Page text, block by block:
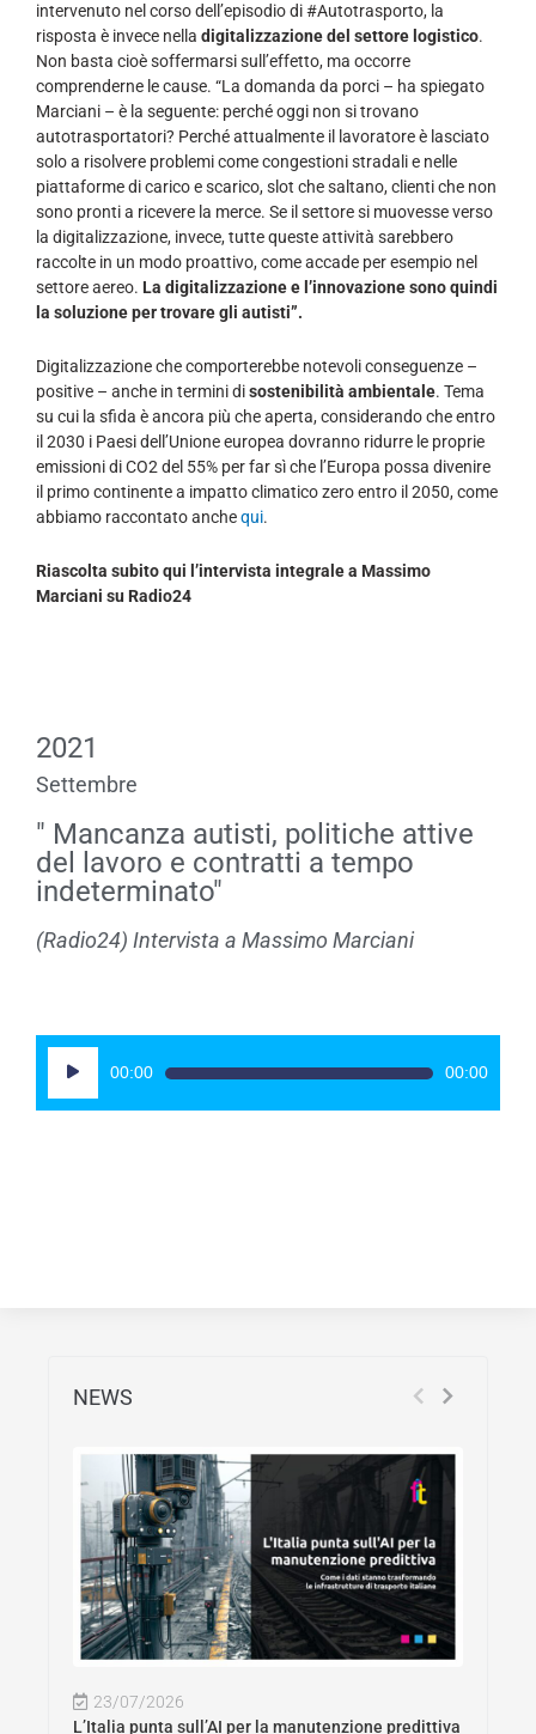
intervenuto nel corso dell’episodio di #Autotrasporto, la
risposta è invece nella digitalizzazione del settore logistico.
Non basta cioè soffermarsi sull’effetto, ma occorre
comprenderne le cause. “La domanda da porci – ha spiegato
Marciani – è la seguente: perché oggi non si trovano
autotrasportatori? Perché attualmente il lavoratore è lasciato
solo a risolvere problemi come congestioni stradali e nelle
piattaforme di carico e scarico, slot che saltano, clienti che non
sono pronti a ricevere la merce. Se il settore si muovesse verso
la digitalizzazione, invece, tutte queste attività sarebbero
raccolte in un modo proattivo, come accade per esempio nel
settore aereo. La digitalizzazione e l’innovazione sono quindi
la soluzione per trovare gli autisti”.
Digitalizzazione che comporterebbe notevoli conseguenze –
positive – anche in termini disostenibilità ambientale. Tema
su cui la sfida è ancora più che aperta, considerando che entro
il 2030 i Paesi dell’Unione europea dovranno ridurre le proprie
emissioni di CO2 del 55% per far sì che l’Europa possa divenire
il primo continente a impatto climatico zero entro il 2050, come
abbiamo raccontato anchequi.
Riascolta subito qui l’intervista integrale a Massimo
Marciani su Radio24
2021
Settembre
" Mancanza autisti, politiche attive
del lavoro e contratti a tempo
indeterminato"
(Radio24) Intervista a Massimo Marciani
Player
00:00 00:00
NEWS
23/07/2026
L’Italia punta sull’AI per la manutenzione predittiva